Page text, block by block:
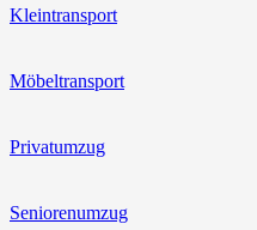
Kleintransport
Möbeltransport
Privatumzug
Seniorenumzug